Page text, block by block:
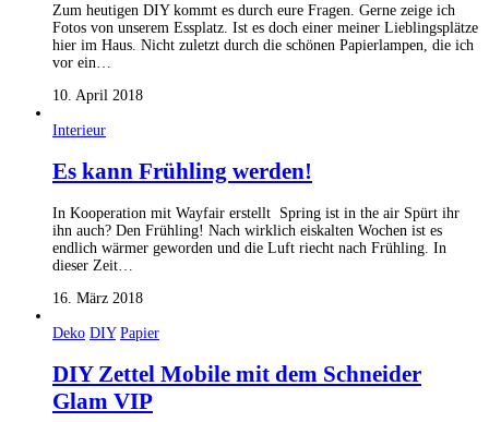
Zum heutigen DIY kommt es durch eure Fragen. Gerne zeige ich
Fotos von unserem Essplatz. Ist es doch einer meiner Lieblingsplätze
hier im Haus. Nicht zuletzt durch die schönen Papierlampen, die ich
vor ein…
10. April 2018
Interieur
Es kann Frühling werden!
In Kooperation mit Wayfair erstellt Spring ist in the air Spürt ihr
ihn auch? Den Frühling! Nach wirklich eiskalten Wochen ist es
endlich wärmer geworden und die Luft riecht nach Frühling. In
dieser Zeit…
16. März 2018
Deko DIY Papier
DIY Zettel Mobile mit dem Schneider
Glam VIP